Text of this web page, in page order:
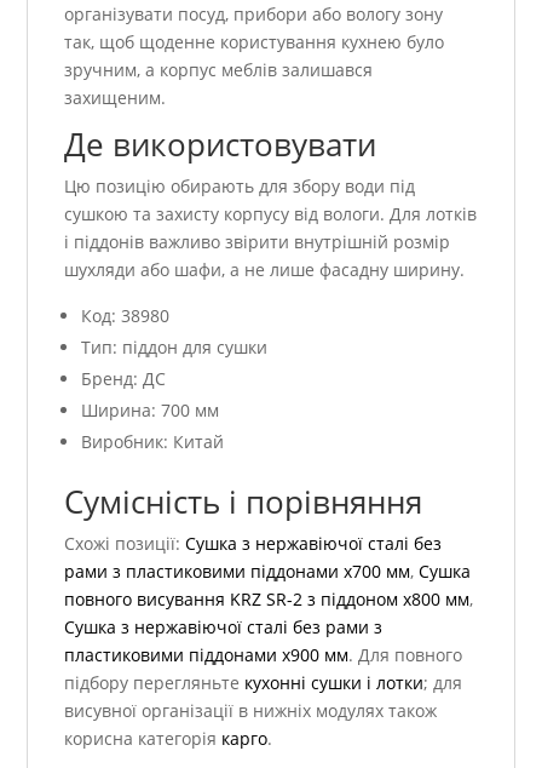
організувати посуд, прибори або вологу зону
так, щоб щоденне користування кухнею було
зручним, а корпус меблів залишався
захищеним.
Де використовувати
Цю позицію обирають для збору води під
сушкою та захисту корпусу від вологи. Для лотків
і піддонів важливо звірити внутрішній розмір
шухляди або шафи, а не лише фасадну ширину.
Код: 38980
Тип: піддон для сушки
Бренд: ДС
Ширина: 700 мм
Виробник: Китай
Сумісність і порівняння
Схожі позиції:Сушка з нержавіючої сталі без
рами з пластиковими піддонами х700 мм,Сушка
повного висування KRZ SR-2 з піддоном х800 мм,
Сушка з нержавіючої сталі без рами з
пластиковими піддонами х900 мм. Для повного
підбору перегляньте кухонні сушки і лотки; для
висувної організації в нижніх модулях також
корисна категорія карго.